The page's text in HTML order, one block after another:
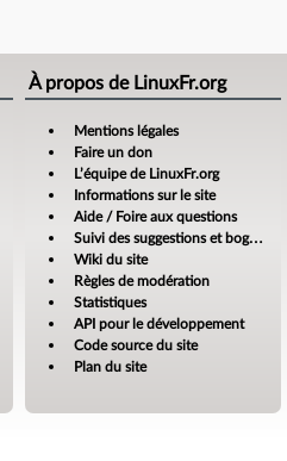
À propos de LinuxFr.org
Mentions légales
Faire un don
L’équipe de LinuxFr.org
Informations sur le site
Aide / Foire aux questions
Suivi des suggestions et bogues
Wiki du site
Règles de modération
Statistiques
API pour le développement
Code source du site
Plan du site